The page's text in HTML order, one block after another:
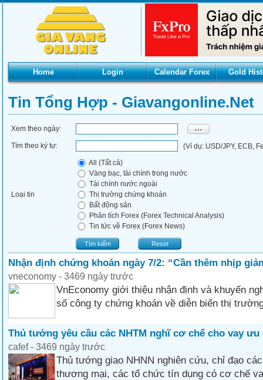
Home Login Calendar Forex Gold
Tin Tổng Hợp - Giavangonline.net
Xem theo ngày:
Tìm theo ký tự: (Ví dụ: USD/JPY, ECB,
Loại tin
All (Tất cả)
Vàng bạc, tài chính trong nước
Tài chính nước ngoài
Thị trường chứng khoán
Bất động sản
Phân tích Forex (Forex Technical Analysis)
Tin tức về Forex (Forex News)
Tìm kiếm Reset
Nhận định chứng khoán ngày 7/2: “Cần thêm nhịp
vneconomy - 3469 ngày trước
VnEconomy giới thiệu nhận định và khuyến
số công ty chứng khoán về diễn biến thị
Thủ tướng yêu cầu các NHTM nghĩ cơ chế cho vay
cafef - 3469 ngày trước
Thủ tướng giao NHNN nghiên cứu, chỉ đạo
thương mại, các tổ chức tín dụng có cơ chế